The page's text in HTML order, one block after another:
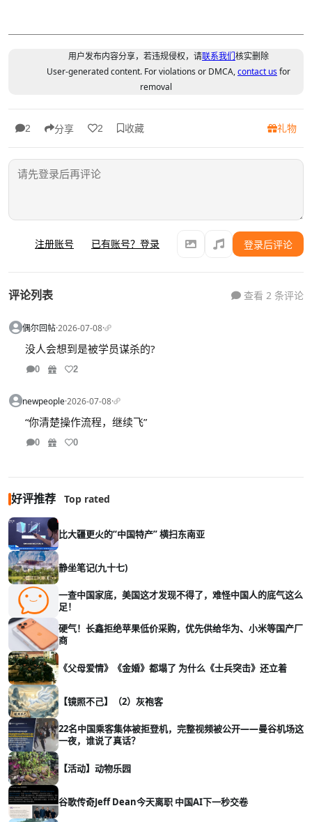
用户发布内容分享，若违规侵权，请联系我们核实删除
User-generated content. For violations or DMCA,contact usfor
removal
2 分享 2 收藏 礼物
注册账号 已有账号？登录 登录后评论
评论列表 查看 2 条评论
偶尔回帖·2026-07-08·
没人会想到是被学员谋杀的?
0 2
newpeople·2026-07-08·
“你清楚操作流程，继续飞”
0 0
好评推荐 Top rated
比大疆更火的“中国特产” 横扫东南亚
静坐笔记(九十七)
一查中国家底，美国这才发现不得了，难怪中国人的底气这么
足！
硬气！长鑫拒绝苹果低价采购，优先供给华为、小米等国产厂
商
《父母爱情》《金婚》都塌了 为什么《士兵突击》还立着
【镜照不己】（2）灰袍客
22名中国乘客集体被拒登机，完整视频被公开——曼谷机场这
一夜，谁说了真话？
【活动】动物乐园
谷歌传奇Jeff Dean今天离职 中国AI下一秒交卷